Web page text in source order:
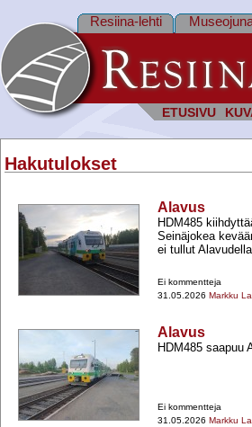
ETUSIVU
Resiina-lehti
Hakutulokset
Alavus
HDM485
Seinäjokea
ei tullut
Ei kommentteja
31.05.2026 Markku
Alavus
HDM485 saapuu
Ei kommentteja
31.05.2026 Markku